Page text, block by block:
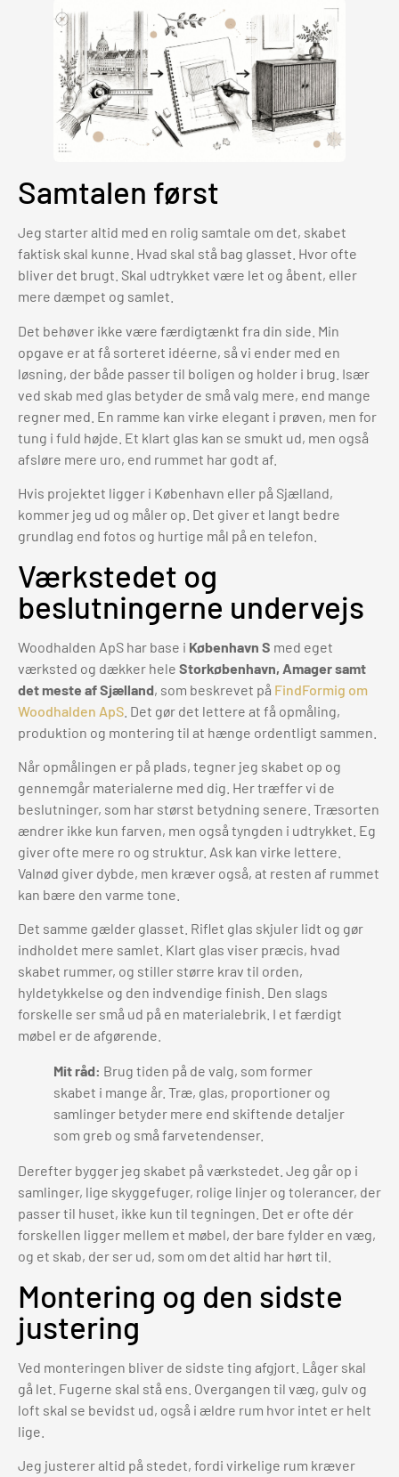
Samtalen først
Jeg starter altid med en rolig samtale om det, skabet
faktisk skal kunne. Hvad skal stå bag glasset. Hvor ofte
bliver det brugt. Skal udtrykket være let og åbent, eller
mere dæmpet og samlet.
Det behøver ikke være færdigtænkt fra din side. Min
opgave er at få sorteret idéerne, så vi ender med en
løsning, der både passer til boligen og holder i brug. Især
ved skab med glas betyder de små valg mere, end mange
regner med. En ramme kan virke elegant i prøven, men for
tung i fuld højde. Et klart glas kan se smukt ud, men også
afsløre mere uro, end rummet har godt af.
Hvis projektet ligger i København eller på Sjælland,
kommer jeg ud og måler op. Det giver et langt bedre
grundlag end fotos og hurtige mål på en telefon.
Værkstedet og
beslutningerne undervejs
Woodhalden ApS har base i København S med eget
værksted og dækker hele Storkøbenhavn, Amager samt
det meste af Sjælland, som beskrevet på FindFormig om
Woodhalden ApS . Det gør det lettere at få opmåling,
produktion og montering til at hænge ordentligt sammen.
Når opmålingen er på plads, tegner jeg skabet op og
gennemgår materialerne med dig. Her træffer vi de
beslutninger, som har størst betydning senere. Træsorten
ændrer ikke kun farven, men også tyngden i udtrykket. Eg
giver ofte mere ro og struktur. Ask kan virke lettere.
Valnød giver dybde, men kræver også, at resten af rummet
kan bære den varme tone.
Det samme gælder glasset. Riflet glas skjuler lidt og gør
indholdet mere samlet. Klart glas viser præcis, hvad
skabet rummer, og stiller større krav til orden,
hyldetykkelse og den indvendige finish. Den slags
forskelle ser små ud på en materialebrik. I et færdigt
møbel er de afgørende.
Mit råd: Brug tiden på de valg, som former
skabet i mange år. Træ, glas, proportioner og
samlinger betyder mere end skiftende detaljer
som greb og små farvetendenser.
Derefter bygger jeg skabet på værkstedet. Jeg går op i
samlinger, lige skyggefuger, rolige linjer og tolerancer, der
passer til huset, ikke kun til tegningen. Det er ofte dér
forskellen ligger mellem et møbel, der bare fylder en væg,
og et skab, der ser ud, som om det altid har hørt til.
Montering og den sidste
justering
Ved monteringen bliver de sidste ting afgjort. Låger skal
gå let. Fugerne skal stå ens. Overgangen til væg, gulv og
loft skal se bevidst ud, også i ældre rum hvor intet er helt
lige.
Jeg justerer altid på stedet, fordi virkelige rum kræver